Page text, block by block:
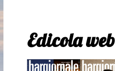
Edicola web